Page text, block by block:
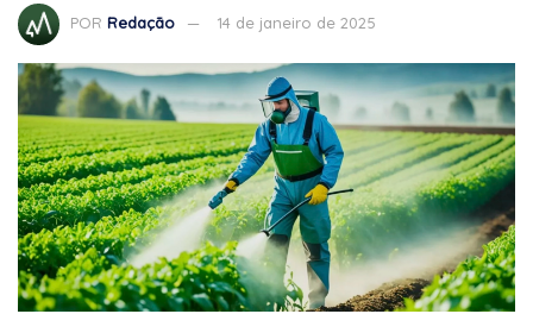
POR Redação 14 de janeiro de 2025